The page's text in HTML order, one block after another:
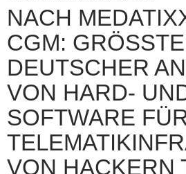
NACH
CGM: GRÖSSTER
EUTSCHER
ON HARD- UND
OFTWARE FÜR
ON HACKERN